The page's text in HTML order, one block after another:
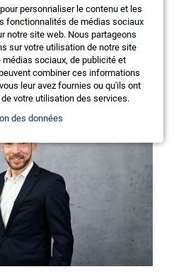
personnaliser le contenu et les
fonctionnalités de médias sociaux
notre site web. Nous partageons
sur votre utilisation de notre site
sociaux, de publicité et
combiner ces informations
leur avez fournies ou qu'ils ont
votre utilisation des services.
des données